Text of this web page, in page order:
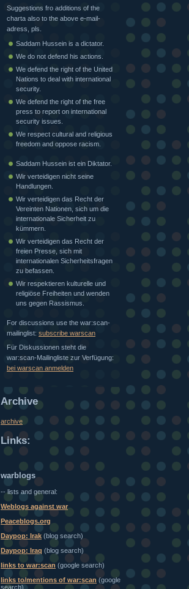
Suggestions fro additions of the
charta also to the above e-mail-
adress, pls.
Saddam Hussein is a dictator.
We do not defend his actions.
We defend the right of the United
Nations to deal with international
security.
We defend the right of the free
press to report on international
security issues.
We respect cultural and religious
freedom and oppose racism.
Saddam Hussein ist ein Diktator.
Wir verteidigen nicht seine
Handlungen.
Wir verteidigen das Recht der
Vereinten Nationen, sich um die
internationale Sicherheit zu
kümmern.
Wir verteidigen das Recht der
freien Presse, sich mit
internationalen Sicherheitsfragen
zu befassen.
Wir respektieren kulturelle und
religiöse Freiheiten und wenden
uns gegen Rassismus.
For discussions use the war:scan-
mailinglist: subscribe warscan
Für Diskussionen steht die
war:scan-Mailingliste zur Verfügung:
bei warscan anmelden
Archive
archive
Links:
warblogs
-- lists and general:
Weblogs against war
Peaceblogs.org
Daypop: Irak (blog search)
Daypop: Iraq (blog search)
links to war:scan (google search)
links to/mentions of war:scan (google
search)